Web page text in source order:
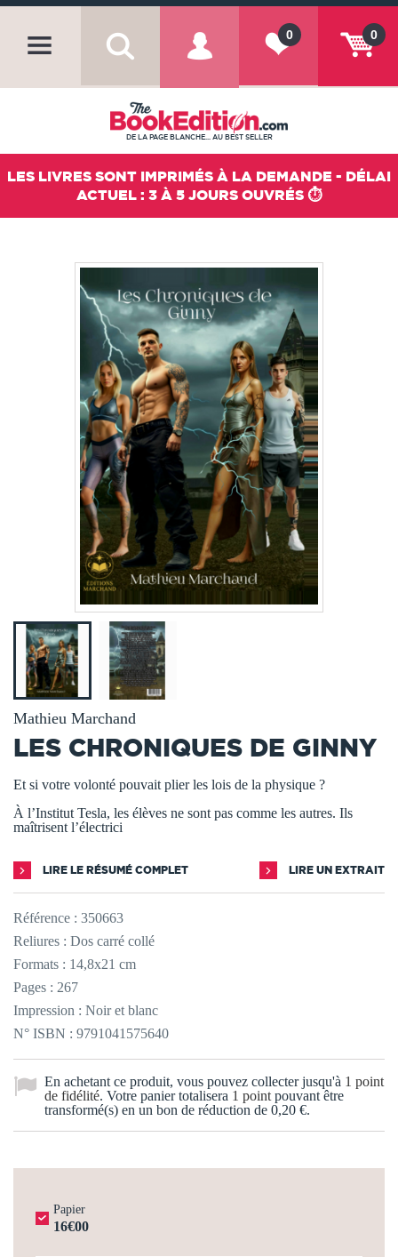
0
0
DE LA PAGE BLANCHE... AU BEST SELLER
LES LIVRES SONT IMPRIMÉS À LA DEMANDE - DÉLAI
ACTUEL : 3 À 5 JOURS OUVRÉS ⏱️
Mathieu Marchand
LES CHRONIQUES DE GINNY
Et si votre volonté pouvait plier les lois de la physique ?
À l’Institut Tesla, les élèves ne sont pas comme les autres. Ils
maîtrisent l’électrici
LIRE LE RÉSUMÉ COMPLET LIRE UN EXTRAIT
Référence : 350663
Reliures : Dos carré collé
Formats : 14,8x21 cm
Pages : 267
Impression : Noir et blanc
N° ISBN : 9791041575640
En achetant ce produit, vous pouvez collecter jusqu'à 1 point
de fidélité. Votre panier totalisera 1 point pouvant être
transformé(s) en un bon de réduction de 0,20 €.
Papier
16€00